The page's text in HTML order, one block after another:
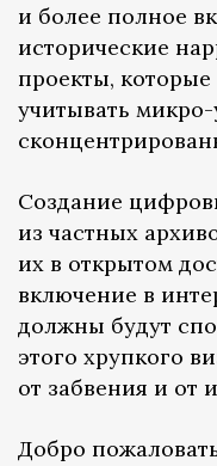
и более полное
исторические
проекты,
учитывать
Создание
из частных
их в открытом
включение в
должны будут
этого хрупкого
от забвения и от
Добро